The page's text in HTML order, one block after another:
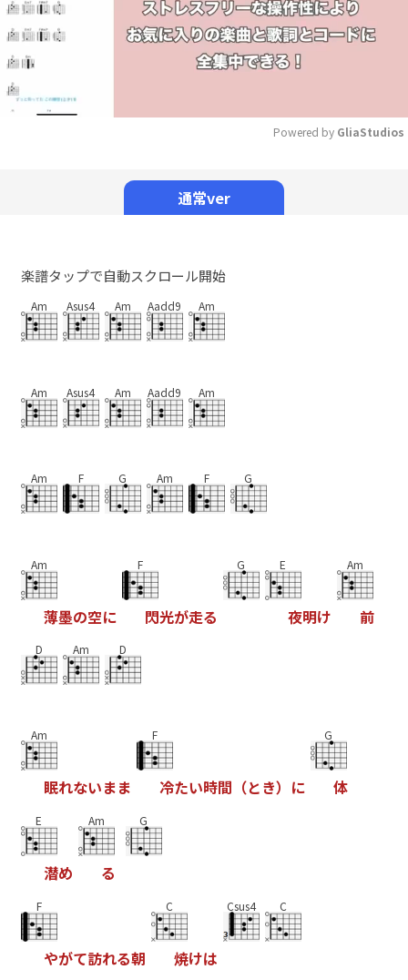
Powered by GliaStudios
通常ver
楽譜タップで自動スクロール開始
Am Asus4 Am Aadd9 Am
Am Asus4 Am Aadd9 Am
Am F G Am F G
Am
薄墨の空に
F
閃光が走る
G E
夜明け
Am
前
D Am D
Am
眠れないまま
F
冷たい時間 （とき） に
G
体
E
潜め
Am
る
G
F
やがて訪れる朝
C
焼けは
Csus4 C